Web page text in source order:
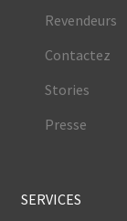
Revendeurs
Contactez
Stories
Presse
SERVICES